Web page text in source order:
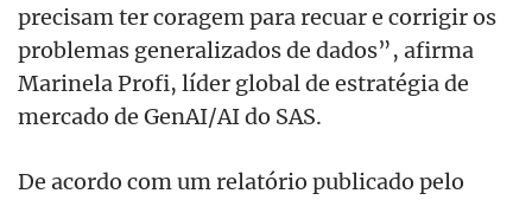
precisam ter coragem para recuar e corrigir os
problemas generalizados de dados”, afirma
Marinela Profi, líder global de estratégia de
mercado de GenAI/AI do SAS.
De acordo com um relatório publicado pelo